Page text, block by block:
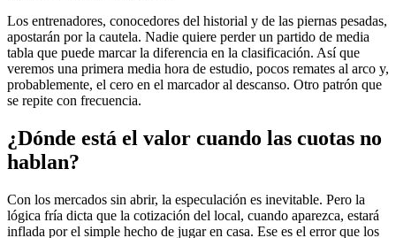
Los entrenadores, conocedores del historial y de las piernas pesadas,
apostarán por la cautela. Nadie quiere perder un partido de media
tabla que puede marcar la diferencia en la clasificación. Así que
veremos una primera media hora de estudio, pocos remates al arco y,
probablemente, el cero en el marcador al descanso. Otro patrón que
se repite con frecuencia.
¿Dónde está el valor cuando las cuotas no
hablan?
Con los mercados sin abrir, la especulación es inevitable. Pero la
lógica fría dicta que la cotización del local, cuando aparezca, estará
inflada por el simple hecho de jugar en casa. Ese es el error que los